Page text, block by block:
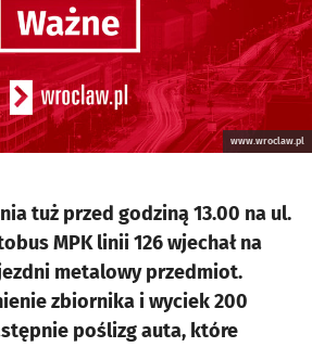
www.wroclaw.pl
tuż przed godziną 13.00 na ul.
MPK linii 126 wjechał na
metalowy przedmiot.
zbiornika i wyciek 200
poślizg auta, które